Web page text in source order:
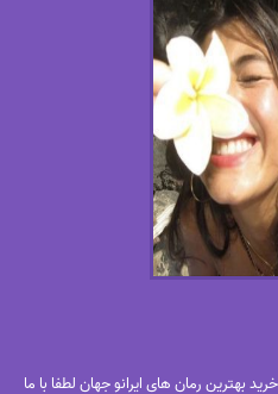
بهترین رمان های ایرانو جهان لطفا با ما